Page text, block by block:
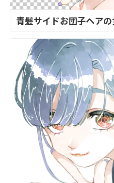
青髪サイドお団子ヘアの